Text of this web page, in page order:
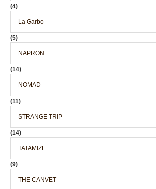
(4)
La Garbo
(5)
NAPRON
(14)
NOMAD
(11)
STRANGE TRIP
(14)
TATAMIZE
(9)
THE CANVET